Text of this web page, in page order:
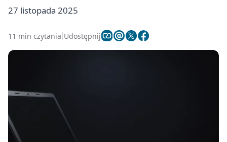
27 listopada 2025
11 min czytania Udostępnij